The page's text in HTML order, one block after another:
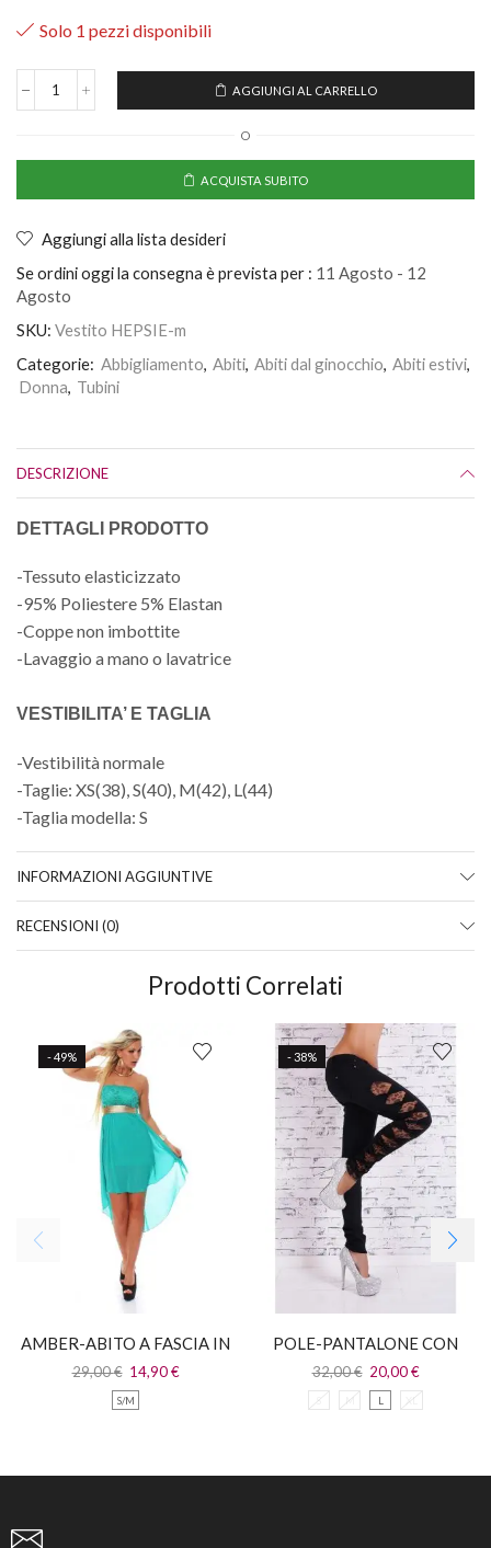
Solo 1 pezzi disponibili
AGGIUNGI AL CARRELLO
O
ACQUISTA SUBITO
Aggiungi alla lista desideri
Se ordini oggi la consegna è prevista per : 11 Agosto - 12
Agosto
SKU: Vestito HEPSIE-m
Categorie: Abbigliamento, Abiti, Abiti dal ginocchio, Abiti estivi,
Donna, Tubini
DESCRIZIONE
DETTAGLI PRODOTTO
-Tessuto elasticizzato
-95% Poliestere 5% Elastan
-Coppe non imbottite
-Lavaggio a mano o lavatrice
VESTIBILITA’ E TAGLIA
-Vestibilità normale
-Taglie: XS(38), S(40), M(42), L(44)
-Taglia modella: S
INFORMAZIONI AGGIUNTIVE
RECENSIONI (0)
Prodotti Correlati
- 49%
AMBER-ABITO A FASCIA IN
PIZZO CON CODA IN
CHIFFON
29,00€ 14,90€
S/M
- 38%
POLE-PANTALONE CON
FIOCCHI E INSERTI
LEOPARDATI
32,00€ 20,00€
S M L XL